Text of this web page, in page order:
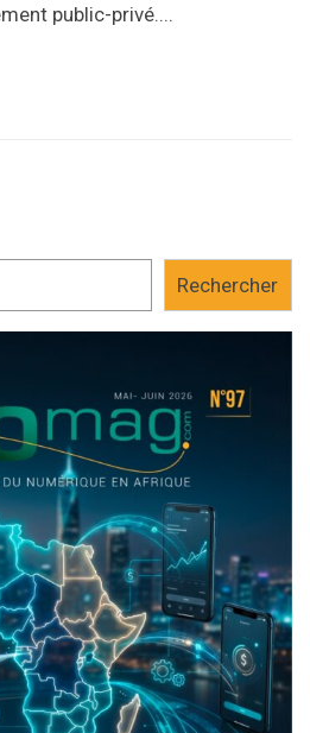
public-privé....
Rechercher